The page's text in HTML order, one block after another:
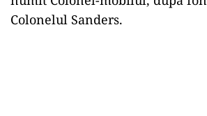
Colonelul Sanders.